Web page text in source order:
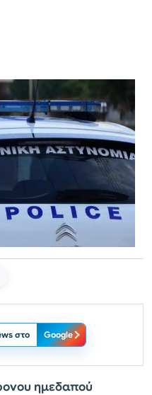
στο Google
ημεδαπού